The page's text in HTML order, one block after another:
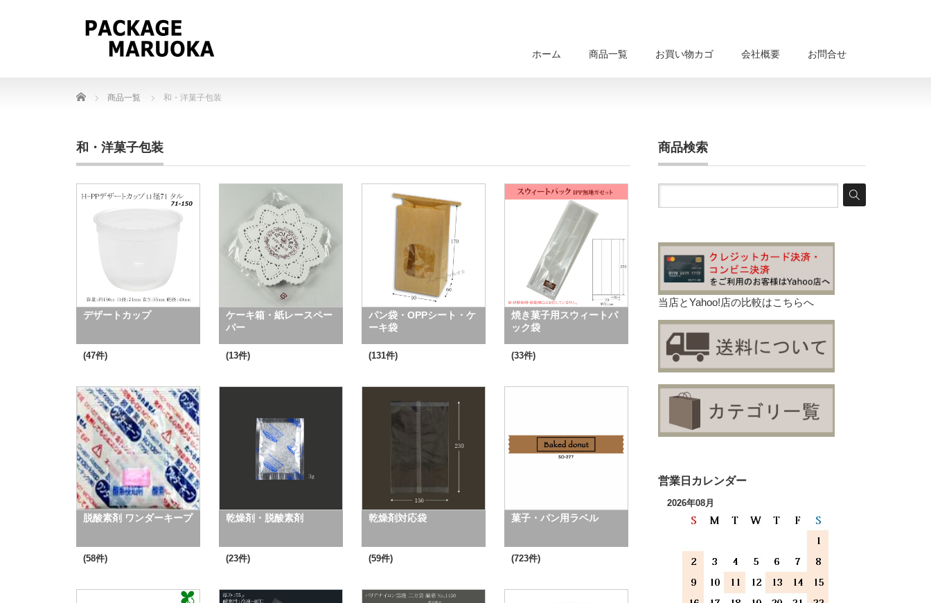
ホーム 商品一覧 お買い物カゴ 会社概要 お問合せ
Home 商品一覧 和・洋菓子包装
和・洋菓子包装
デザートカップ
(47件)
ケーキ箱・紙レースペー
パー
(13件)
パン袋・OPPシート・ケ
ーキ袋
(131件)
焼き菓子用スウィートパ
ック袋
(33件)
脱酸素剤 ワンダーキープ
(58件)
乾燥剤・脱酸素剤
(23件)
乾燥剤対応袋
(59件)
菓子・パン用ラベル
(723件)
商品検索
当店とYahoo!店の比較はこちらへ
営業日カレンダー
2026年08月